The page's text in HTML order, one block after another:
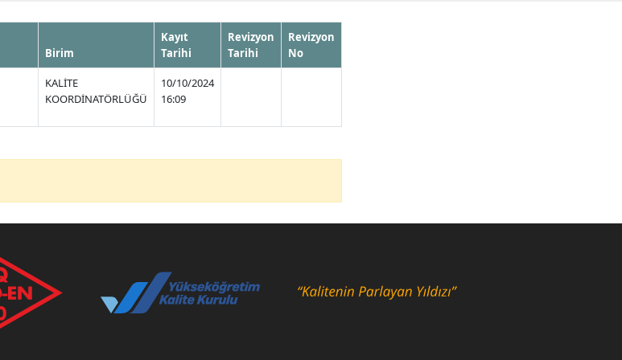
Birim
Kayıt
Tarihi
Revizyon
Tarihi
Revizyon
No
KALİTE
KOORDİNATÖRLÜĞÜ
10/10/2024
16:09